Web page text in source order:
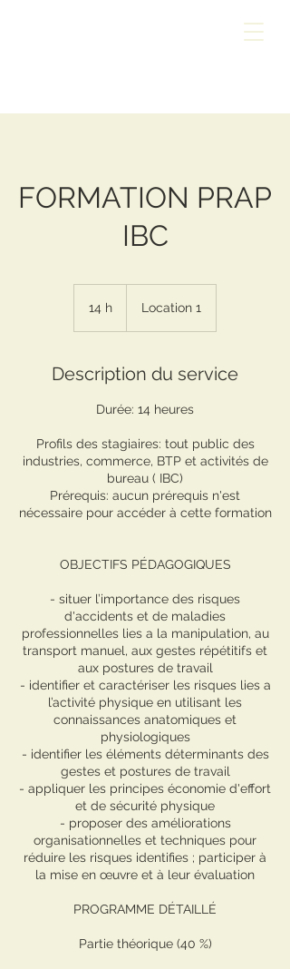
FORMATION PRAP
IBC
14 h Location 1
Description du service
Durée: 14 heures
Profils des stagiaires: tout public des
industries, commerce, BTP et activités de
bureau ( IBC)
Prérequis: aucun prérequis n'est
nécessaire pour accéder à cette formation
OBJECTIFS PÉDAGOGIQUES
- situer l’importance des risques
d'accidents et de maladies
professionnelles lies a la manipulation, au
transport manuel, aux gestes répétitifs et
aux postures de travail
- identifier et caractériser les risques lies a
l’activité physique en utilisant les
connaissances anatomiques et
physiologiques
- identifier les éléments déterminants des
gestes et postures de travail
- appliquer les principes économie d'effort
et de sécurité physique
- proposer des améliorations
organisationnelles et techniques pour
réduire les risques identifies ; participer à
la mise en œuvre et à leur évaluation
PROGRAMME DÉTAILLÉ
Partie théorique (40 %)